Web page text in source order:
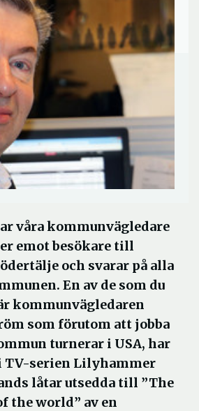
våra kommunvägledare
emot besökare till
och svarar på alla
En av de som du
kommunvägledaren
som förutom att jobba
turnerar i USA, har
TV-serien Lilyhammer
låtar utsedda till ”The
the world” av en